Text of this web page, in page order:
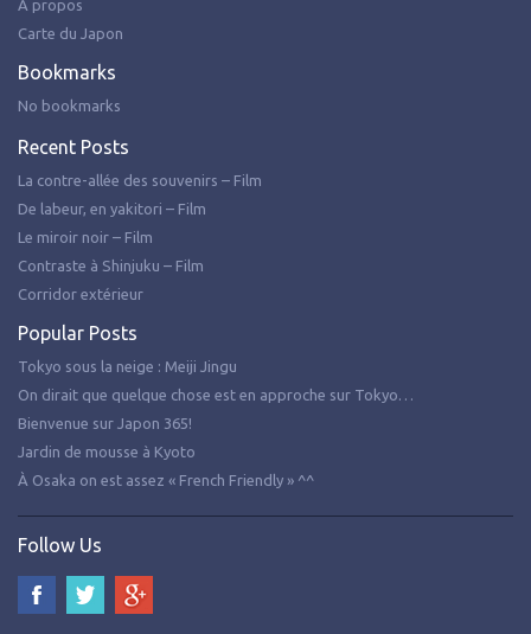
A propos
Carte du Japon
Bookmarks
No bookmarks
Recent Posts
La contre-allée des souvenirs – Film
De labeur, en yakitori – Film
Le miroir noir – Film
Contraste à Shinjuku – Film
Corridor extérieur
Popular Posts
Tokyo sous la neige : Meiji Jingu
On dirait que quelque chose est en approche sur Tokyo…
Bienvenue sur Japon 365!
Jardin de mousse à Kyoto
À Osaka on est assez « French Friendly » ^^
Follow Us